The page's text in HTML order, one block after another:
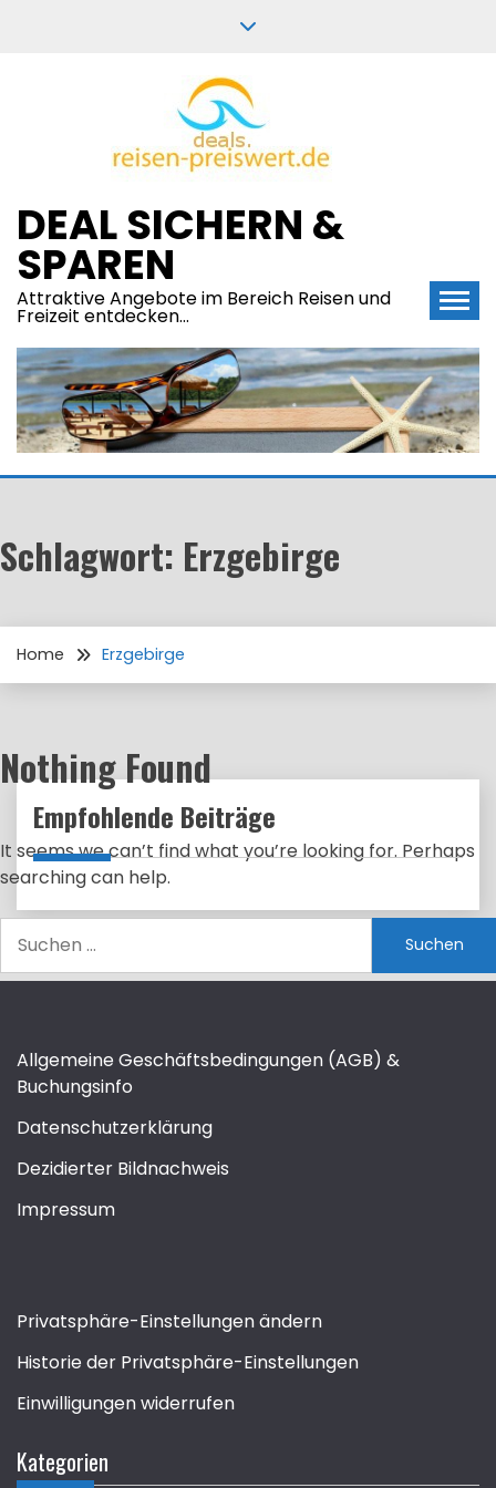
DEAL SICHERN &
SPAREN
Attraktive Angebote im Bereich Reisen und
Freizeit entdecken…
Schlagwort: Erzgebirge
Home Erzgebirge
Nothing Found
It seems we can’t find what you’re looking for. Perhaps
searching can help.
nach:
Empfohlende Beiträge
Allgemeine Geschäftsbedingungen (AGB) &
Buchungsinfo
Datenschutzerklärung
Dezidierter Bildnachweis
Impressum
Privatsphäre-Einstellungen ändern
Historie der Privatsphäre-Einstellungen
Einwilligungen widerrufen
Kategorien